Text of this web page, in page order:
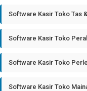
Software Kasir Toko Tas
Software Kasir Toko
Software Kasir Toko
Software Kasir Toko